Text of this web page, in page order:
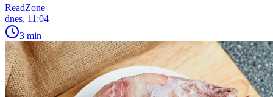
ReadZone
dnes, 11:04
3 min